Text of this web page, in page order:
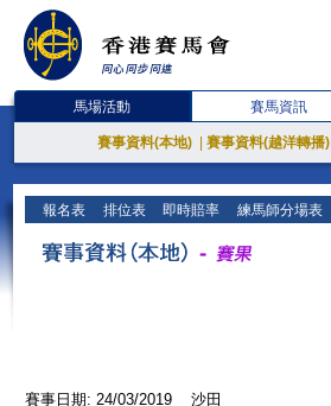
馬場活動 賽馬資訊
賽事資料(本地) 賽事資料(越洋轉播)
報名表 排位表 即時賠率 練馬師分場表
賽事日期: 24/03/2019 沙田